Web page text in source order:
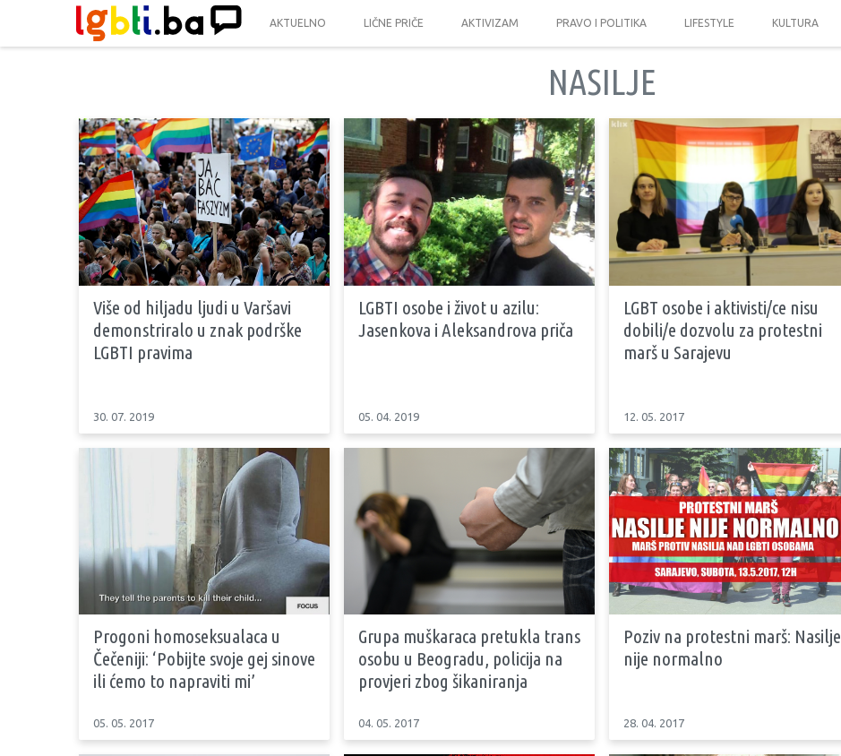
AKTUELNO LIČNE PRIČE AKTIVIZAM PRAVO I POLITIKA LIFESTYLE KULTURA
NASILJE
Više od hiljadu ljudi u Varšavi
demonstriralo u znak podrške
LGBTI pravima
30. 07. 2019
LGBTI osobe i život u azilu:
Jasenkova i Aleksandrova priča
05. 04. 2019
LGBT osobe i aktivisti/ce nisu
dobili/e dozvolu za protestni
marš u Sarajevu
12. 05. 2017
Progoni homoseksualaca u
Čečeniji: ‘Pobijte svoje gej sinove
ili ćemo to napraviti mi’
05. 05. 2017
Grupa muškaraca pretukla trans
osobu u Beogradu, policija na
provjeri zbog šikaniranja
04. 05. 2017
Poziv na protestni marš: Nasilje
nije normalno
28. 04. 2017